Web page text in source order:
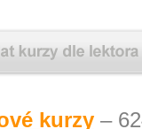
kurzy –